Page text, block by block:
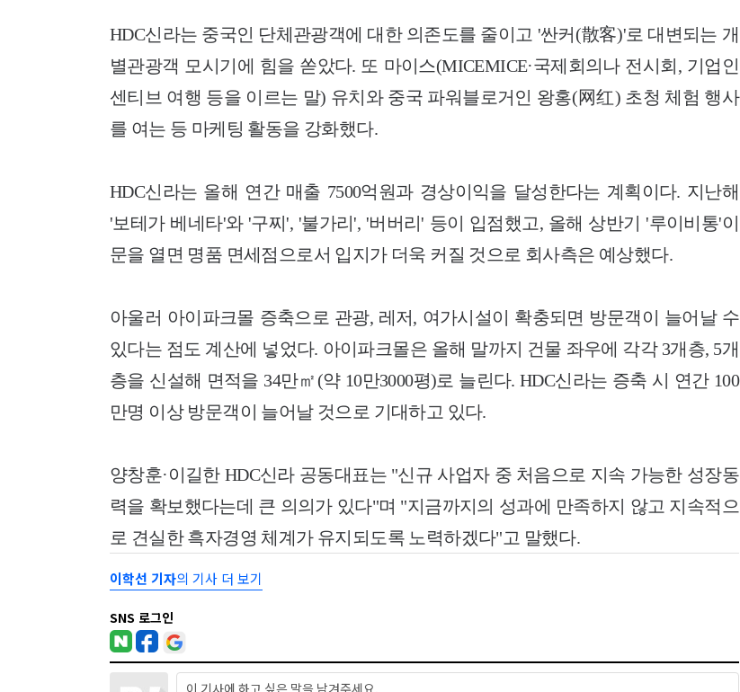
HDC신라는 중국인 단체관광객에 대한 의존도를 줄이고 '싼커(散客)'로 대변되는 개
별관광객 모시기에 힘을 쏟았다. 또 마이스(MICEMICE·국제회의나 전시회, 기업인
센티브 여행 등을 이르는 말) 유치와 중국 파워블로거인 왕홍(网红) 초청 체험 행사
를 여는 등 마케팅 활동을 강화했다.
HDC신라는 올해 연간 매출 7500억원과 경상이익을 달성한다는 계획이다. 지난해
'보테가 베네타'와 '구찌', '불가리', '버버리' 등이 입점했고, 올해 상반기 '루이비통'이
문을 열면 명품 면세점으로서 입지가 더욱 커질 것으로 회사측은 예상했다.
아울러 아이파크몰 증축으로 관광, 레저, 여가시설이 확충되면 방문객이 늘어날 수
있다는 점도 계산에 넣었다. 아이파크몰은 올해 말까지 건물 좌우에 각각 3개층, 5개
층을 신설해 면적을 34만㎡(약 10만3000평)로 늘린다. HDC신라는 증축 시 연간 100
만명 이상 방문객이 늘어날 것으로 기대하고 있다.
양창훈·이길한 HDC신라 공동대표는 "신규 사업자 중 처음으로 지속 가능한 성장동
력을 확보했다는데 큰 의의가 있다"며 "지금까지의 성과에 만족하지 않고 지속적으
로 견실한 흑자경영 체계가 유지되도록 노력하겠다"고 말했다.
이학선 기자의 기사 더 보기
SNS 로그인